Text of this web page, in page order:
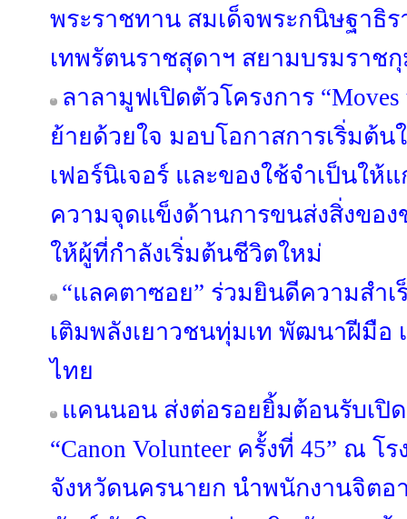
พระราชทาน สมเด็จพระกนิษฐาธิร
เทพรัตนราชสุดาฯ สยามบรมราช
ลาลามูฟเปิดตัวโครงการ
ย้ายด้วยใจ มอบโอกาสการเริ่มต้
เฟอร์นิเจอร์ และของใช้จำเป็นให้
ความจุดแข็งด้านการขนส่งสิ่งขอ
ให้ผู้ที่กำลังเริ่มต้นชีวิตใหม่
“แลคตาซอย” ร่วมยินดีความสำเ
เติมพลังเยาวชนทุ่มเท พัฒนาฝีมือ
ไทย
แคนนอน ส่งต่อรอยยิ้มต้อนรับเปิ
“Canon Volunteer ครั้งที่ 45” ณ โ
จังหวัดนครนายก นำพนักงานจิตอ